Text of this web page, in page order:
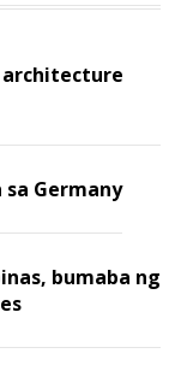
Germany
bumaba ng